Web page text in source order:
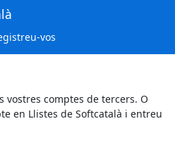
vos
vostres comptes de tercers. O
en Llistes de Softcatalà i entreu